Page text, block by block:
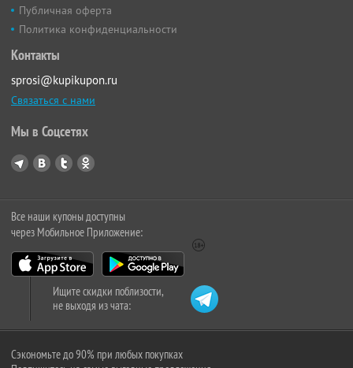
Публичная оферта
Политика конфиденциальности
Контакты
sprosi@kupikupon.ru
Связаться с нами
Мы в Соцсетях
Все наши купоны доступны
через Мобильное Приложение:
Ищите скидки поблизости,
не выходя из чата:
Сэкономьте до 90% при любых покупках